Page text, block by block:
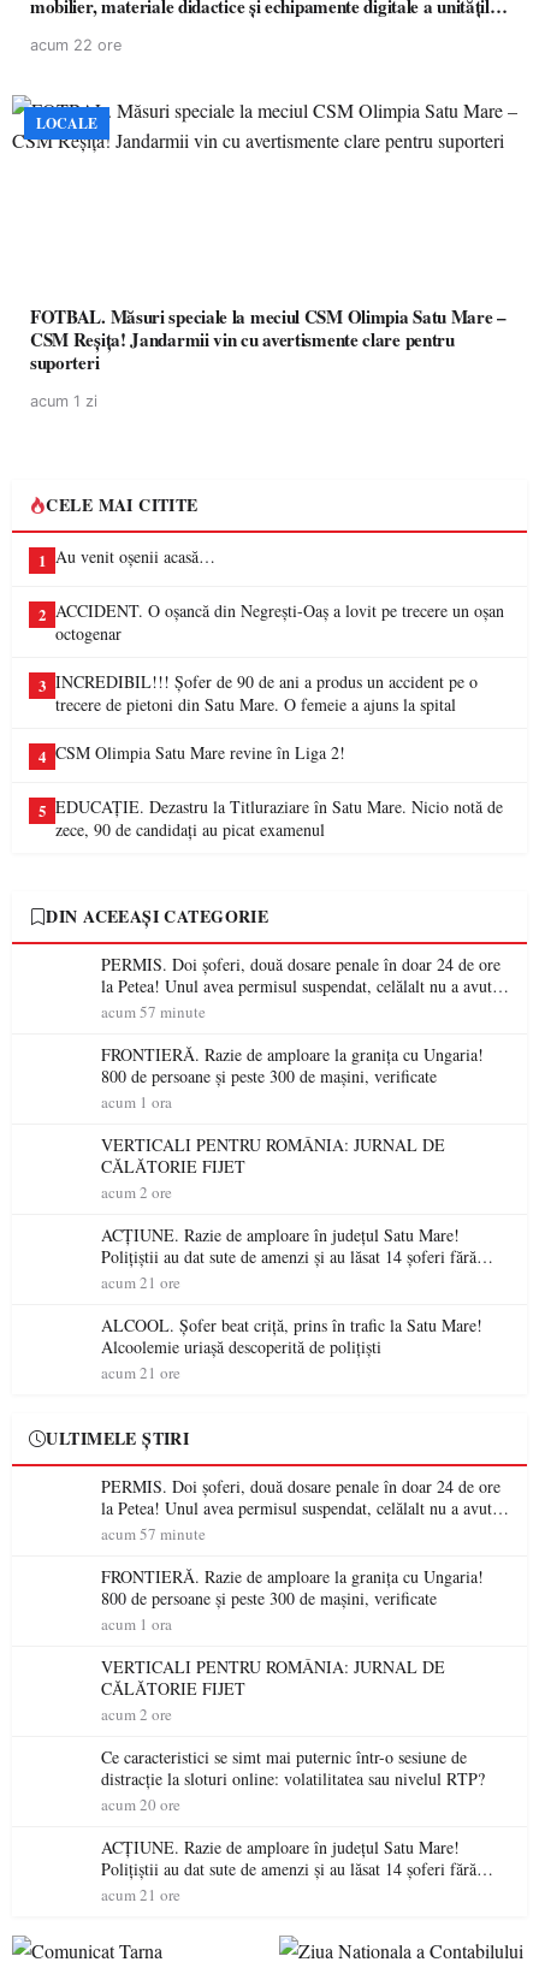
mobilier, materiale didactice și echipamente digitale a unităților
acum 22 ore
LOCALE
FOTBAL. Măsuri speciale la meciul CSM Olimpia Satu Mare –
CSM Reșița! Jandarmii vin cu avertismente clare pentru
suporteri
acum 1 zi
CELE MAI CITITE
1 Au venit oșenii acasă…
2 ACCIDENT. O oșancă din Negrești-Oaș a lovit pe trecere un oșan
octogenar
3 INCREDIBIL!!! Șofer de 90 de ani a produs un accident pe o
trecere de pietoni din Satu Mare. O femeie a ajuns la spital
4 CSM Olimpia Satu Mare revine în Liga 2!
5 EDUCAȚIE. Dezastru la Titluraziare în Satu Mare. Nicio notă de
zece, 90 de candidați au picat examenul
DIN ACEEAȘI CATEGORIE
PERMIS. Doi șoferi, două dosare penale în doar 24 de ore
la Petea! Unul avea permisul suspendat, celălalt nu a avut
niciodată permis
acum 57 minute
FRONTIERĂ. Razie de amploare la granița cu Ungaria!
800 de persoane și peste 300 de mașini, verificate
acum 1 ora
VERTICALI PENTRU ROMÂNIA: JURNAL DE
CĂLĂTORIE FIJET
acum 2 ore
ACȚIUNE. Razie de amploare în județul Satu Mare!
Polițiștii au dat sute de amenzi și au lăsat 14 șoferi fără
permis într-o singură zi
acum 21 ore
ALCOOL. Șofer beat criță, prins în trafic la Satu Mare!
Alcoolemie uriașă descoperită de polițiști
acum 21 ore
ULTIMELE ȘTIRI
PERMIS. Doi șoferi, două dosare penale în doar 24 de ore
la Petea! Unul avea permisul suspendat, celălalt nu a avut
niciodată permis
acum 57 minute
FRONTIERĂ. Razie de amploare la granița cu Ungaria!
800 de persoane și peste 300 de mașini, verificate
acum 1 ora
VERTICALI PENTRU ROMÂNIA: JURNAL DE
CĂLĂTORIE FIJET
acum 2 ore
Ce caracteristici se simt mai puternic într-o sesiune de
distracție la sloturi online: volatilitatea sau nivelul RTP?
acum 20 ore
ACȚIUNE. Razie de amploare în județul Satu Mare!
Polițiștii au dat sute de amenzi și au lăsat 14 șoferi fără
permis într-o singură zi
acum 21 ore